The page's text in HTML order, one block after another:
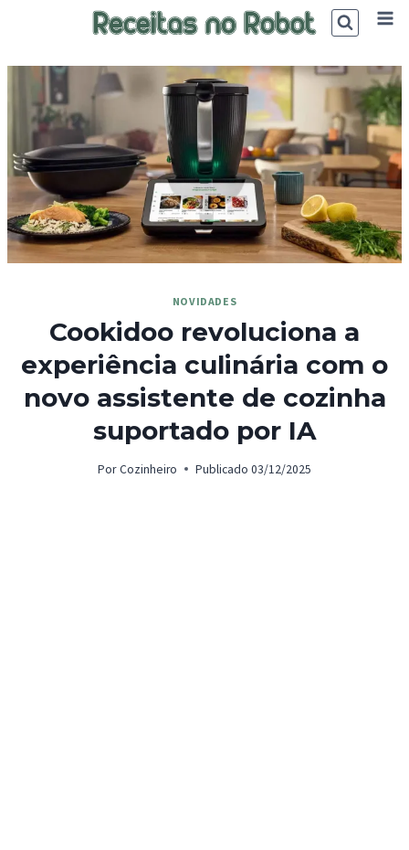
NOVIDADES
Cookidoo revoluciona a
experiência culinária com o
novo assistente de cozinha
suportado por IA
Por Cozinheiro Publicado 03/12/2025